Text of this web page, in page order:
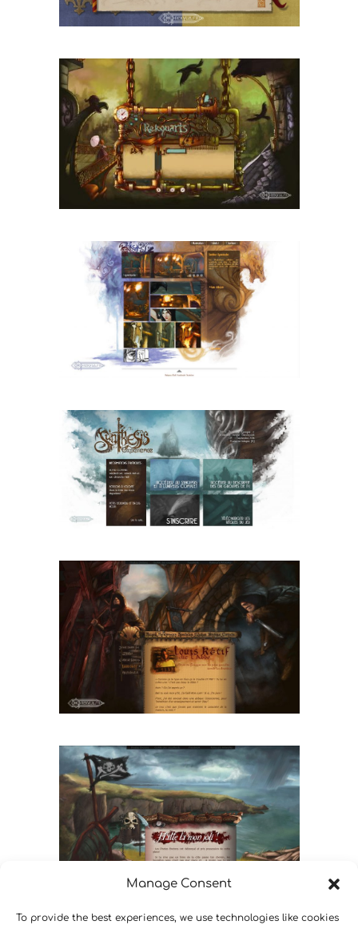
Manage Consent
To provide the best experiences, we use technologies like cookies